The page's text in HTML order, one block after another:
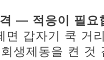
— 적응이 필요
면 갑자기 쿡 거
생제동을 켠 것